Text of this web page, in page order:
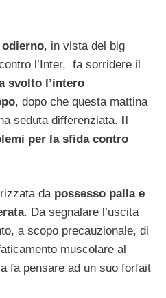
, in vista del big
l’Inter, fa sorridere il
svolto l’intero
, dopo che questa mattina
seduta differenziata. Il
per la sfida contro
da possesso palla e
. Da segnalare l’uscita
a scopo precauzionale, di
muscolare al
fa pensare ad un suo forfait